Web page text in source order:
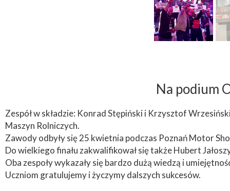
Na podium
Zespół w składzie: Konrad Stępiński i Krzysztof
Maszyn Rolniczych.
Zawody odbyły się 25 kwietnia podczas Poznań Motor
Do wielkiego finału zakwalifikował się także Hubert
Oba zespoły wykazały się bardzo dużą wiedzą i
Uczniom gratulujemy i życzymy dalszych sukcesów.